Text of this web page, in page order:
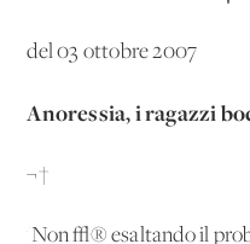
del 03 ottobre 2007
Anoressia, i ragazzi
¬†
'Non √® esaltando il